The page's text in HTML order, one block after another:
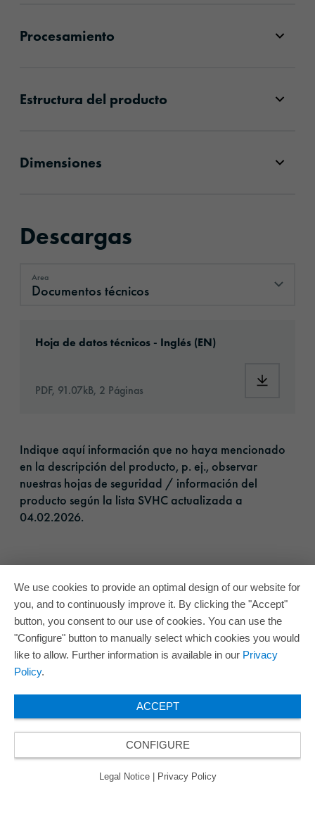
Procesamiento
Estructura del producto
Dimensiones
Descargas
Area
Documentos técnicos
Hoja de datos técnicos - Inglés (EN)
PDF, 91.07kB, 2 Páginas
Indique aquí información que no haya mencionado
en la descripción del producto, p. ej., observar
nuestras hojas de seguridad / información del
producto según la lista SVHC actualizada a
04.02.2026.​
We use cookies to provide an optimal design of our website for
you, and to continuously improve it. By clicking the "Accept"
button, you consent to our use of cookies. You can use the
"Configure" button to manually select which cookies you would
like to allow. Further information is available in our Privacy
Policy.
ACCEPT
CONFIGURE
Legal Notice Privacy Policy